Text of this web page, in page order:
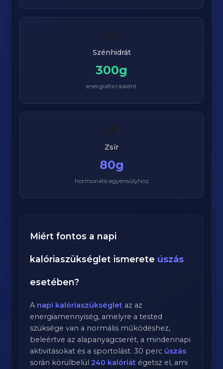
🍚
Szénhidrát
300g
energiaforrásként
🥑
Zsír
80g
hormonális egyensúlyhoz
Miért fontos a napi
kalóriaszükséglet ismerete úszás
esetében?
A napi kalóriaszükséglet az az
energiamennyiség, amelyre a tested
szüksége van a normális működéshez,
beleértve az alapanyagcserét, a mindennapi
aktivitásokat és a sportolást.30 perc úszás
során körülbelül240 kalóriát égetsz el, ami